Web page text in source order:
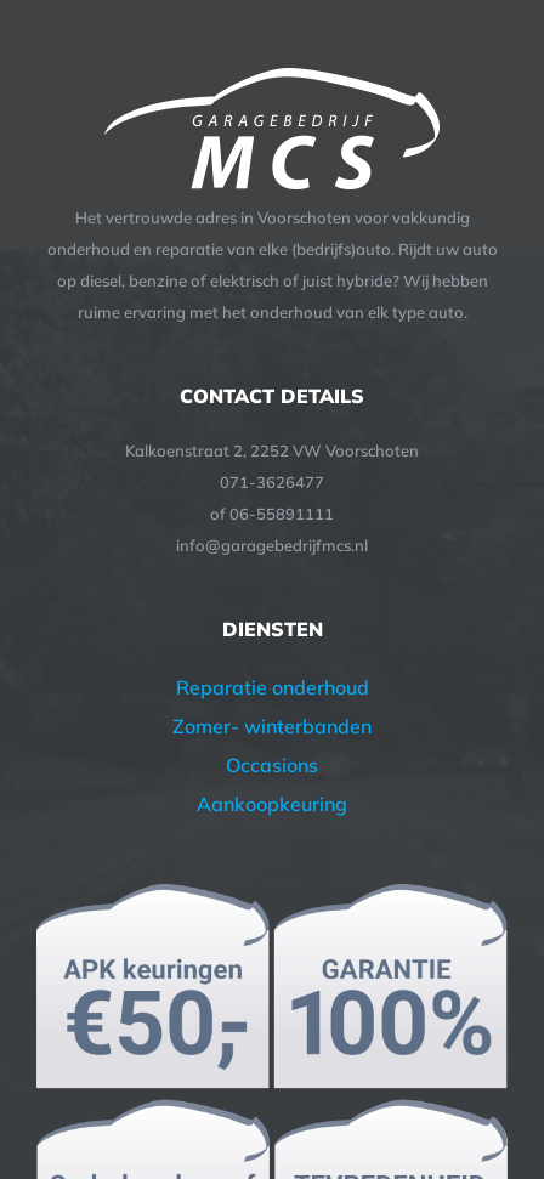
Het vertrouwde adres in Voorschoten voor vakkundig
onderhoud en reparatie van elke (bedrijfs)auto. Rijdt uw auto
op diesel, benzine of elektrisch of juist hybride? Wij hebben
ruime ervaring met het onderhoud van elk type auto.
CONTACT DETAILS
Kalkoenstraat 2, 2252 VW Voorschoten
071-3626477
of 06-55891111
info@garagebedrijfmcs.nl
DIENSTEN
Reparatie onderhoud
Zomer- winterbanden
Occasions
Aankoopkeuring